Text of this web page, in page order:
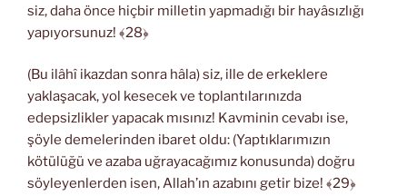
siz, daha önce hiçbir milletin yapmadığı bir hayâsızlığı
yapıyorsunuz! ﴾28﴿
(Bu ilâhî ikazdan sonra hâla) siz, ille de erkeklere
yaklaşacak, yol kesecek ve toplantılarınızda
edepsizlikler yapacak mısınız! Kavminin cevabı ise,
şöyle demelerinden ibaret oldu: (Yaptıklarımızın
kötülüğü ve azaba uğrayacağımız konusunda) doğru
söyleyenlerden isen, Allah’ın azabını getir bize! ﴾29﴿